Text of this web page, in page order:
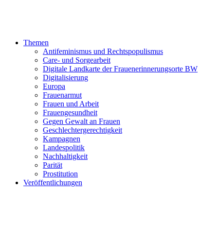
Themen
Antifeminismus und Rechtspopulismus
Care- und Sorgearbeit
Digitale Landkarte der Frauenerinnerungsorte BW
Digitalisierung
Europa
Frauenarmut
Frauen und Arbeit
Frauengesundheit
Gegen Gewalt an Frauen
Geschlechtergerechtigkeit
Kampagnen
Landespolitik
Nachhaltigkeit
Parität
Prostitution
Veröffentlichungen